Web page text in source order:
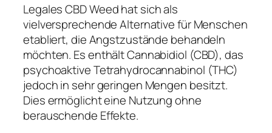
Legales CBD Weed hat sich als
vielversprechende Alternative für Menschen
etabliert, die Angstzustände behandeln
möchten. Es enthält Cannabidiol (CBD), das
psychoaktive Tetrahydrocannabinol (THC)
jedoch in sehr geringen Mengen besitzt.
Dies ermöglicht eine Nutzung ohne
berauschende Effekte.